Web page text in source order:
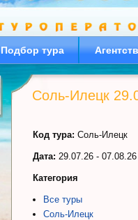
Подбор тура
Соль-Илецк
Код тура: Соль-Илецк
Дата: 29.07.26 - 07.08.26
Категория
Все туры
Соль-Илецк